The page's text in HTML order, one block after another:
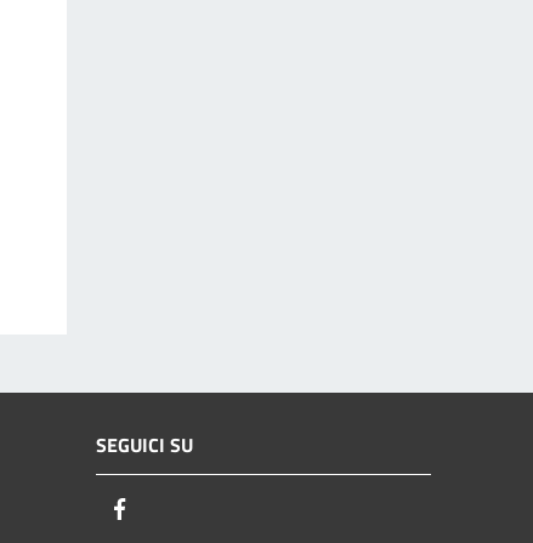
SEGUICI SU